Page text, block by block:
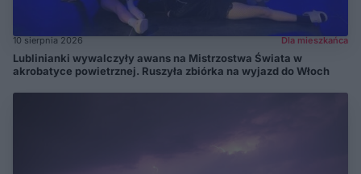
10 sierpnia 2026 Dla mieszkańca
Lublinianki wywalczyły awans na Mistrzostwa Świata w
akrobatyce powietrznej. Ruszyła zbiórka na wyjazd do Włoch